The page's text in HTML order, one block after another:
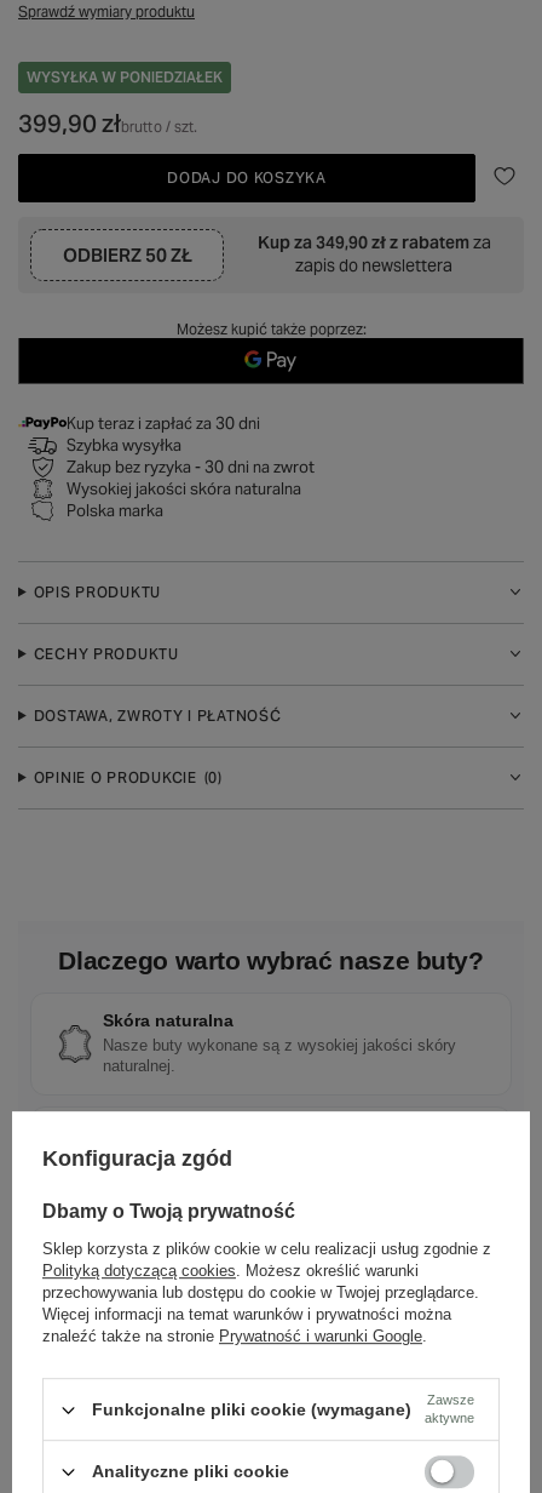
Sprawdź wymiary produktu
WYSYŁKA W PONIEDZIAŁEK
399,90 złbrutto/szt.
DODAJ DO KOSZYKA
ODBIERZ 50 ZŁ
Kup za 349,90 złz rabatem za
zapis do newslettera
Możesz kupić także poprzez:
Kup teraz i zapłać za 30 dni
Szybka wysyłka
Zakup bez ryzyka - 30 dni na zwrot
Wysokiej jakości skóra naturalna
Polska marka
OPIS PRODUKTU
CECHY PRODUKTU
DOSTAWA, ZWROTY I PŁATNOŚĆ
OPINIE O PRODUKCIE (0)
Dlaczego warto wybrać nasze buty?
Skóra naturalna
Nasze buty wykonane są z wysokiej jakości skóry
naturalnej.
Tworzona z pasji do rzemieślniczej jakości i mody.
Ponadczasowy design
Klasyczne wzory, które pasują do wielu stylizacji.
Dbamy o doświadczenie klientów i wysyłamy w 24h.
Konfiguracja zgód
Dbamy o Twoją prywatność
Sklep korzysta z plików cookie w celu realizacji usług zgodnie z
Polityką dotyczącą cookies. Możesz określić warunki
przechowywania lub dostępu do cookie w Twojej przeglądarce.
Więcej informacji na temat warunków i prywatności można
znaleźć także na stronie Prywatność i warunki Google.
Funkcjonalne pliki cookie (wymagane)
Zawsze
aktywne
Analityczne pliki cookie